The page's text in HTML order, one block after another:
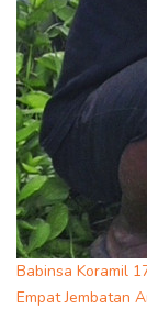
Babinsa Koramil
Empat Jembatan